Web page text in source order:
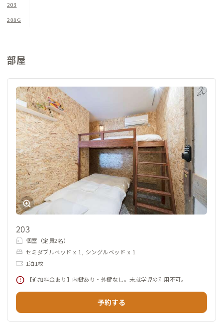
203
208G
部屋
203
個室（定員2名）
セミダブルベッド x 1, シングルベッド x 1
1泊1枚
【追加料金あり】内鍵あり・外鍵なし。未就学児の利用不可。
予約する